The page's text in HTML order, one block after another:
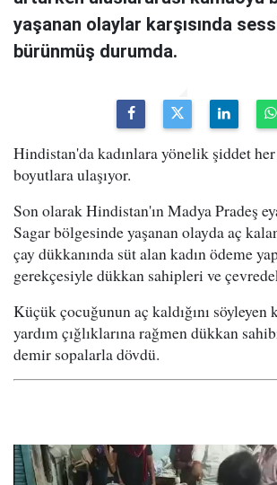
yaşanan olaylar karşısında
bürünmüş durumda.
Hindistan'da kadınlara yönelik şiddet
boyutlara ulaşıyor.
Son olarak Hindistan'ınMadya Pradeş
Sagar bölgesinde yaşanan olayda aç
çay dükkanında süt alan kadın ödeme
gerekçesiyle dükkan sahipleri ve
Küçük çocuğunun aç kaldığını söyleyen
yardım çığlıklarına rağmen dükkan
demir sopalarla dövdü.